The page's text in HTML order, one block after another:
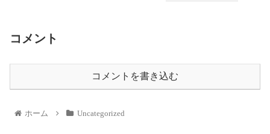
コメント
コメントを書き込む
ホーム Uncategorized